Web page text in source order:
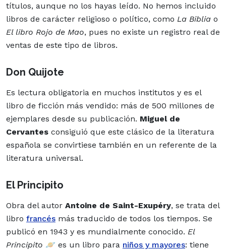
títulos, aunque no los hayas leído. No hemos incluido
libros de carácter religioso o político, como La Biblia o
El libro Rojo de Mao, pues no existe un registro real de
ventas de este tipo de libros.
Don Quijote
Es lectura obligatoria en muchos institutos y es el
libro de ficción más vendido: más de 500 millones de
ejemplares desde su publicación. Miguel de
Cervantes consiguió que este clásico de la literatura
española se convirtiese también en un referente de la
literatura universal.
El Principito
Obra del autor Antoine de Saint-Exupéry, se trata del
libro francés más traducido de todos los tiempos. Se
publicó en 1943 y es mundialmente conocido. El
Principito 🪐 es un libro para niños y mayores: tiene